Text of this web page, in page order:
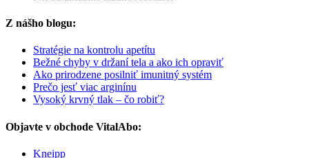
Z nášho blogu:
Stratégie na kontrolu apetítu
Bežné chyby v držaní tela a ako ich opraviť
Ako prirodzene posilniť imunitný systém
Prečo jesť viac arginínu
Vysoký krvný tlak – čo robiť?
Objavte v obchode VitalAbo:
Kneipp